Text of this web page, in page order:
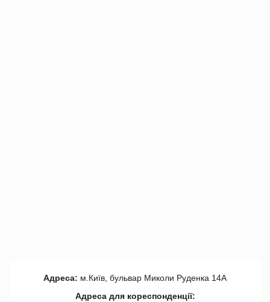
Адреса: м.Київ, бульвар Миколи Руденка 14А
Адреса для кореспонденції: